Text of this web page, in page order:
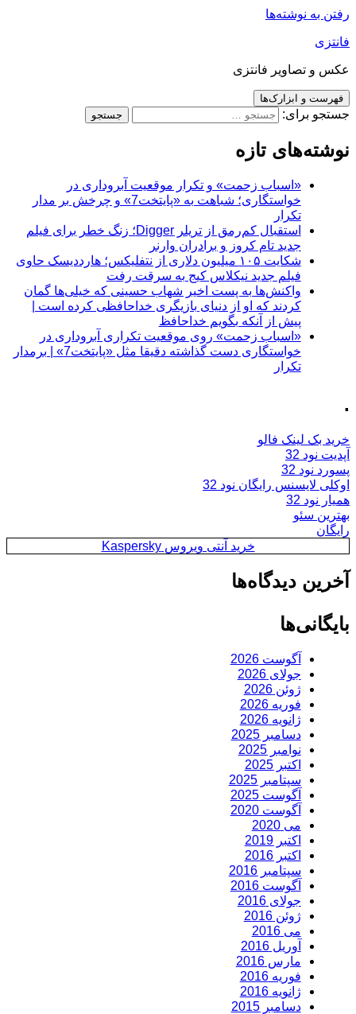
رفتن به نوشته‌ها
فانتزی
عکس و تصاویر فانتزی
فهرست و ابزارک‌ها
جستجو برای:
نوشته‌های تازه
«اسباب زحمت» و تکرار موقعیت آبروداری در
خواستگاری؛ شباهت به «پایتخت7» و چرخش بر مدار
تکرار
استقبال کم‌رمق از تریلر Digger؛ زنگ خطر برای فیلم
جدید تام کروز و برادران وارنر
شکایت ۱۰۵ میلیون دلاری از نتفلیکس؛ هارددیسک حاوی
فیلم جدید نیکلاس کیج به سرقت رفت
واکنش‌ها به پست اخیر شهاب حسینی که خیلی‌ها گمان
کردند که او از دنیای بازیگری خداحافظی کرده است |
پیش از آنکه بگویم خداحافظ
«اسباب زحمت» روی موقعیت تکراری آبروداری در
خواستگاری دست گذاشته دقیقا مثل «پایتخت7» | برمدار
تکرار
.
خرید بک لینک فالو
آپدیت نود 32
پسورد نود 32
اوکلی لایسنس رایگان نود 32
همیار نود 32
بهترین سئو
رایگان
خرید آنتی ویروس Kaspersky
آخرین دیدگاه‌ها
بایگانی‌ها
آگوست 2026
جولای 2026
ژوئن 2026
فوریه 2026
ژانویه 2026
دسامبر 2025
نوامبر 2025
اکتبر 2025
سپتامبر 2025
آگوست 2025
آگوست 2020
می 2020
اکتبر 2019
اکتبر 2016
سپتامبر 2016
آگوست 2016
جولای 2016
ژوئن 2016
می 2016
آوریل 2016
مارس 2016
فوریه 2016
ژانویه 2016
دسامبر 2015